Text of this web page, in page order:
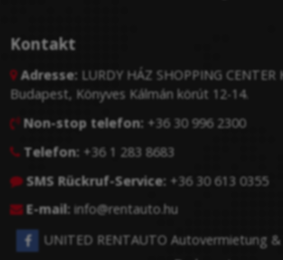
Kontakt
 Adresse: LURDY HÁZ SHOPPING
Budapest, Könyves Kálmán körút 12-14.
 Non-stop telefon: +36 30 996 2300
 Telefon: +36 1 283 8683
 SMS Rückruf-Service: +36 30 613 0355
 E-mail: info@rentauto.hu
UNITED RENTAUTO Autovermietung